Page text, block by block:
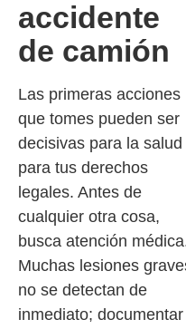
accidente
de camión
Las primeras acciones
que tomes pueden ser
decisivas para la salud
para tus derechos
legales. Antes de
cualquier otra cosa,
busca atención
Muchas lesiones
no se detectan de
inmediato; documentar